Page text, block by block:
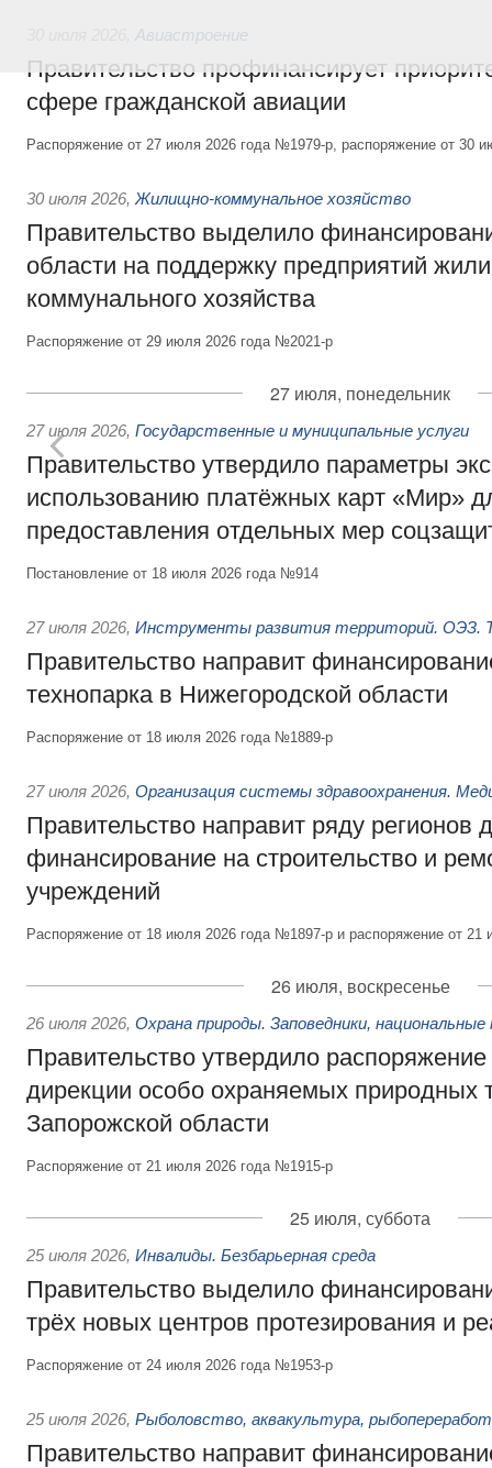
Авиастроение
Правительство профинансирует
сфере гражданской авиации
Распоряжение от 27 июля 2026 года №1979-р, распоряжение от 30
30 июля 2026, Жилищно-коммунальное хозяйство
Правительство выделило
области на поддержку предприятий
коммунального хозяйства
Распоряжение от 29 июля 2026 года №2021-р
27 июля, понедельник
27 июля 2026, Государственные и муниципальные услуги
Правительство утвердило параметры
использованию платёжных карт «Мир»
предоставления отдельных мер
Постановление от 18 июля 2026 года №914
27 июля 2026, Инструменты развития территорий. ОЭЗ.
Правительство направит
технопарка в Нижегородской области
Распоряжение от 18 июля 2026 года №1889-р
27 июля 2026, Организация системы здравоохранения.
Правительство направит ряду регионов
финансирование на строительство и
учреждений
Распоряжение от 18 июля 2026 года №1897-р и распоряжение от
26 июля, воскресенье
26 июля 2026, Охрана природы. Заповедники, национальные
Правительство утвердило
дирекции особо охраняемых природных
Запорожской области
Распоряжение от 21 июля 2026 года №1915-р
25 июля, суббота
25 июля 2026, Инвалиды. Безбарьерная среда
Правительство выделило
трёх новых центров протезирования и
Распоряжение от 24 июля 2026 года №1953-р
25 июля 2026, Рыболовство, аквакультура,
Правительство направит